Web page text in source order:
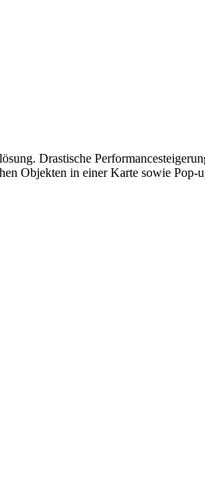
Drastische
Objekten in einer Karte sowie Pop-